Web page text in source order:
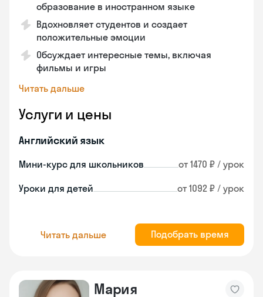
образование в иностранном языке
Вдохновляет студентов и создает
положительные эмоции
Обсуждает интересные темы, включая
фильмы и игры
Читать дальше
Услуги и цены
Английский язык
Мини-курс для школьников от 1470 ₽ / урок
Уроки для детей от 1092 ₽ / урок
Читать дальше Подобрать время
Мария